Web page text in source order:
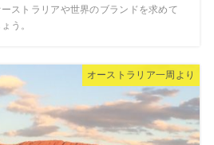
ストラリアや世界のブランドを求めて
う。
オーストラリア一周より